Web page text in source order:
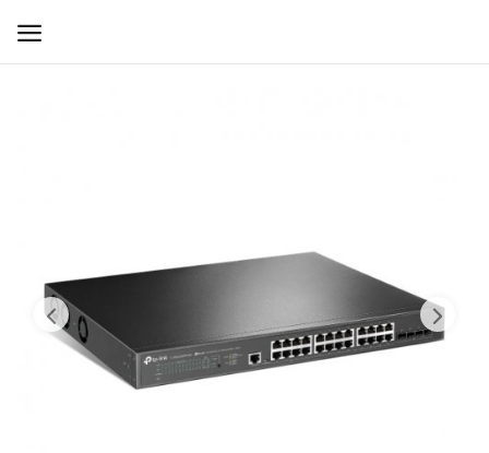
Прочее
Избранное